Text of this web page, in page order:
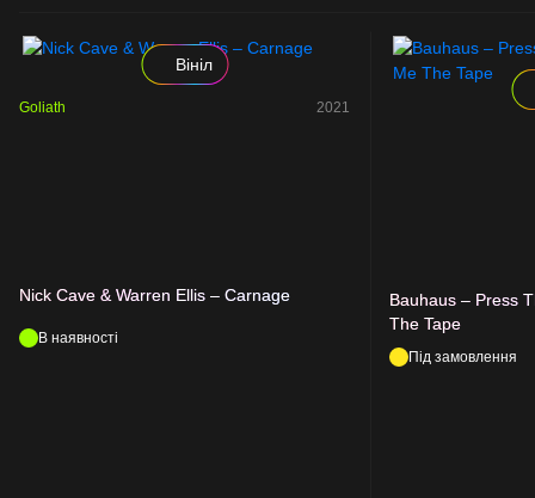
Вініл
Goliath 2021
Nick Cave & Warren Ellis – Carnage
В наявності
Bauhaus – Press
The Tape
Під замовлення